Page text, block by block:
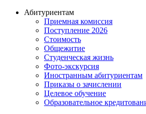
Абитуриентам
Приемная комиссия
Поступление 2026
Стоимость
Общежитие
Студенческая жизнь
Фото-экскурсия
Иностранным абитуриентам
Приказы о зачислении
Целевое обучение
Образовательное